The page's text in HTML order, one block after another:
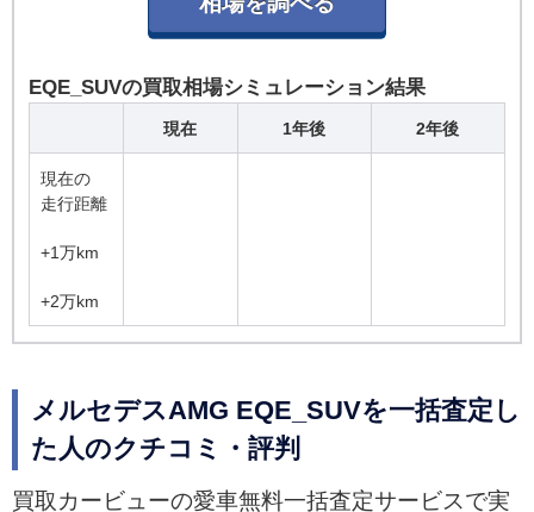
EQE_SUVの買取相場シミュレーション結果
現在 1年後 2年後
現在の
走行距離
+1万km
+2万km
メルセデスAMG EQE_SUVを一括査定し
た人のクチコミ・評判
買取カービューの愛車無料一括査定サービスで実